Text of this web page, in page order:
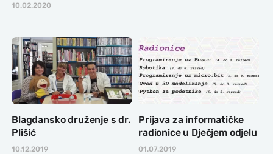
10.02.2020
Blagdansko druženje s dr.
Plišić
10.12.2019
Prijava za informatičke
radionice u Dječjem odjelu
01.07.2019